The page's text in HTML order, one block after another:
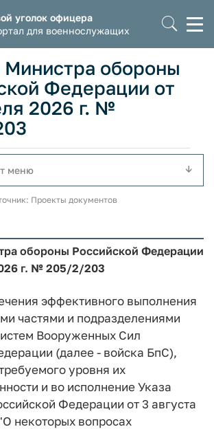
уголок офицера
для военнослужащих
обороны
Федерации от
2026 г. №
меню
Проекты документов
обороны Российской Федерации
г. № 205/2/203
эффективного выполнения
частями и подразделениями
Вооруженных Сил
(далее - войска БпС),
уровня их
и во исполнение Указа
Федерации от 3 августа
некоторых вопросах